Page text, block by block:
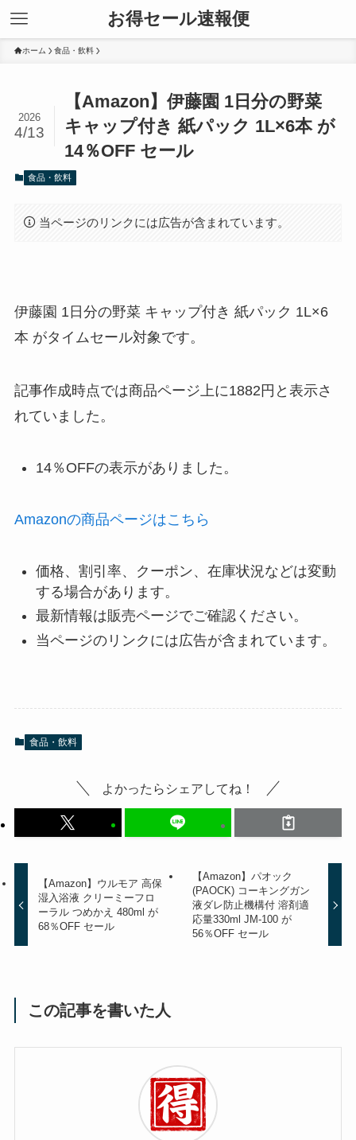
お得セール速報便
ホーム 食品・飲料
【Amazon】伊藤園 1日分の野菜
キャップ付き 紙パック 1L×6本 が
14％OFF セール
2026
4/13
食品・飲料
当ページのリンクには広告が含まれています。
伊藤園 1日分の野菜 キャップ付き 紙パック 1L×6
本 がタイムセール対象です。
記事作成時点では商品ページ上に1882円と表示さ
れていました。
14％OFFの表示がありました。
Amazonの商品ページはこちら
価格、割引率、クーポン、在庫状況などは変動
する場合があります。
最新情報は販売ページでご確認ください。
当ページのリンクには広告が含まれています。
食品・飲料
よかったらシェアしてね！
【Amazon】ウルモア 高保
湿入浴液 クリーミーフロ
ーラル つめかえ 480ml が
68％OFF セール
【Amazon】パオック
(PAOCK) コーキングガン
液ダレ防止機構付 溶剤適
応量330ml JM-100 が
56％OFF セール
この記事を書いた人